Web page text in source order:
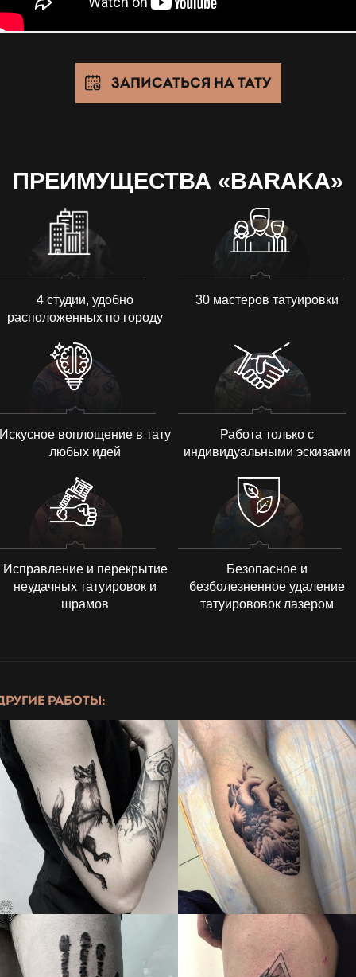
ЗАПИСАТЬСЯ НА ТАТУ
ПРЕИМУЩЕСТВА «BARAKA»
4 студии, удобно
расположенных по городу
30 мастеров татуировки
Искусное воплощение в тату
любых идей
Работа только с
индивидуальными эскизами
Исправление и перекрытие
неудачных татуировок и
шрамов
Безопасное и
безболезненное удаление
татуирововок лазером
РАБОТЫ: